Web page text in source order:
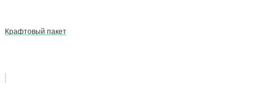
Крафтовый пакет